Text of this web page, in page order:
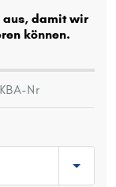
aus, damit wir
können.
KBA-Nr